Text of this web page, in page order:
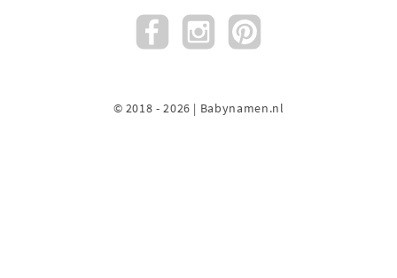
© 2018 - 2026 | Babynamen.nl